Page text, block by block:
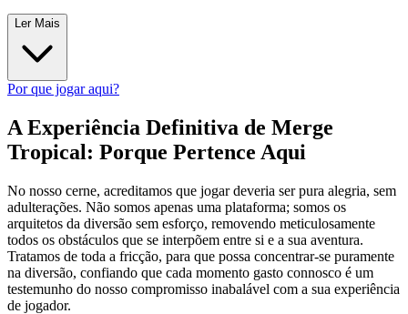
Ler Mais
Por que jogar aqui?
A Experiência Definitiva de Merge
Tropical: Porque Pertence Aqui
No nosso cerne, acreditamos que jogar deveria ser pura alegria, sem
adulterações. Não somos apenas uma plataforma; somos os
arquitetos da diversão sem esforço, removendo meticulosamente
todos os obstáculos que se interpõem entre si e a sua aventura.
Tratamos de toda a fricção, para que possa concentrar-se puramente
na diversão, confiando que cada momento gasto connosco é um
testemunho do nosso compromisso inabalável com a sua experiência
de jogador.